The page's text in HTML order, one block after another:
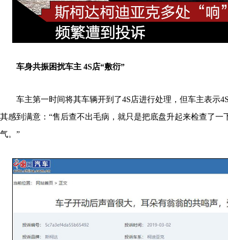
车身共振困扰车主 4S店“敷衍”
车主第一时间将其车辆开到了4S店进行处理，但车主表示
其感到满意：“售后查不出毛病，就只是把底盘升起来检查了一
气。”